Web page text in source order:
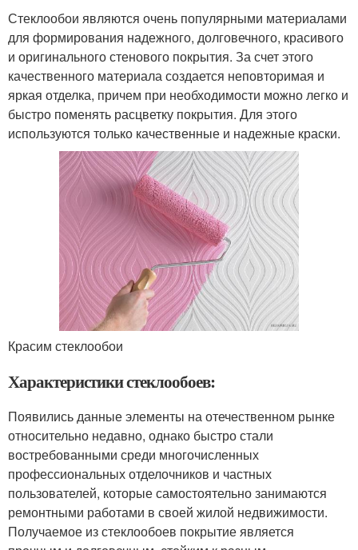
Стеклообои являются очень популярными материалами
для формирования надежного, долговечного, красивого
и оригинального стенового покрытия. За счет этого
качественного материала создается неповторимая и
яркая отделка, причем при необходимости можно легко и
быстро поменять расцветку покрытия. Для этого
используются только качественные и надежные краски.
Красим стеклообои
Характеристики стеклообоев:
Появились данные элементы на отечественном рынке
относительно недавно, однако быстро стали
востребованными среди многочисленных
профессиональных отделочников и частных
пользователей, которые самостоятельно занимаются
ремонтными работами в своей жилой недвижимости.
Получаемое из стеклообоев покрытие является